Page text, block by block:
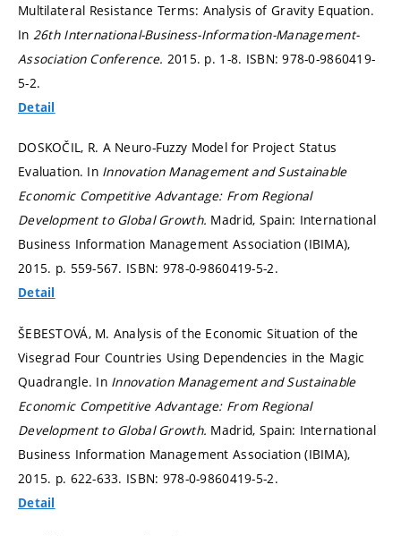
Multilateral Resistance Terms: Analysis of Gravity Equation.
In 26th International-Business-Information-Management-
Association Conference. 2015. p. 1-8. ISBN: 978-0-9860419-
5-2.
Detail
DOSKOČIL, R. A Neuro-Fuzzy Model for Project Status
Evaluation. In Innovation Management and Sustainable
Economic Competitive Advantage: From Regional
Development to Global Growth. Madrid, Spain: International
Business Information Management Association (IBIMA),
2015. p. 559-567. ISBN: 978-0-9860419-5-2.
Detail
ŠEBESTOVÁ, M. Analysis of the Economic Situation of the
Visegrad Four Countries Using Dependencies in the Magic
Quadrangle. In Innovation Management and Sustainable
Economic Competitive Advantage: From Regional
Development to Global Growth. Madrid, Spain: International
Business Information Management Association (IBIMA),
2015. p. 622-633. ISBN: 978-0-9860419-5-2.
Detail